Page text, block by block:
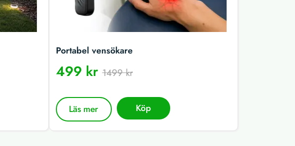
Portabel vensökare
499 kr1499 kr
Läs mer Köp